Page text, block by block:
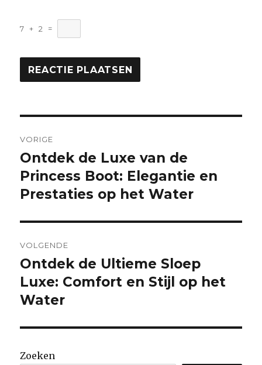
7 + 2 =
VORIGE
Vorige
bericht:
Ontdek de Luxe van de
Princess Boot: Elegantie en
Prestaties op het Water
VOLGENDE
Volgende
bericht:
Ontdek de Ultieme Sloep
Luxe: Comfort en Stijl op het
Water
Zoeken